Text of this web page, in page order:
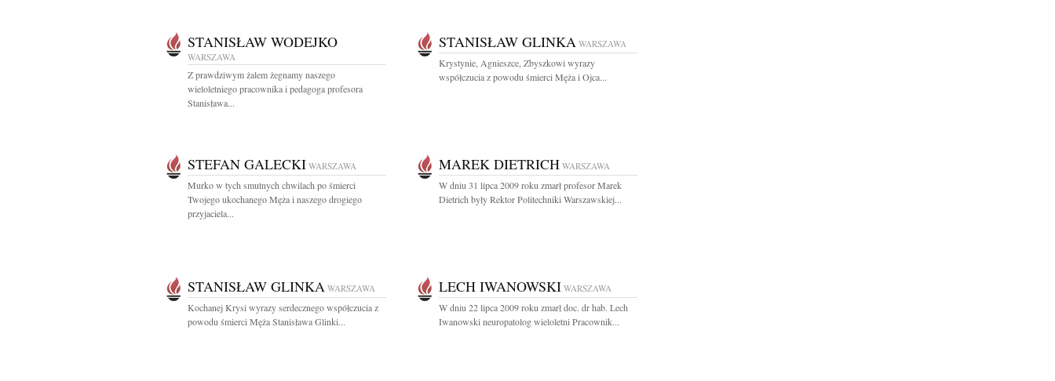
STANISŁAW WODEJKO
WARSZAWA
Z prawdziwym żalem żegnamy naszego
wieloletniego pracownika i pedagoga profesora
Stanisława...
STANISŁAW GLINKA WARSZAWA
Krystynie, Agnieszce, Zbyszkowi wyrazy
współczucia z powodu śmierci Męża i Ojca...
STEFAN GALECKI WARSZAWA
Murko w tych smutnych chwilach po śmierci
Twojego ukochanego Męża i naszego drogiego
przyjaciela...
MAREK DIETRICH WARSZAWA
W dniu 31 lipca 2009 roku zmarł profesor Marek
Dietrich były Rektor Politechniki Warszawskiej...
STANISŁAW GLINKA WARSZAWA
Kochanej Krysi wyrazy serdecznego współczucia z
powodu śmierci Męża Stanisława Glinki...
LECH IWANOWSKI WARSZAWA
W dniu 22 lipca 2009 roku zmarł doc. dr hab. Lech
Iwanowski neuropatolog wieloletni Pracownik...